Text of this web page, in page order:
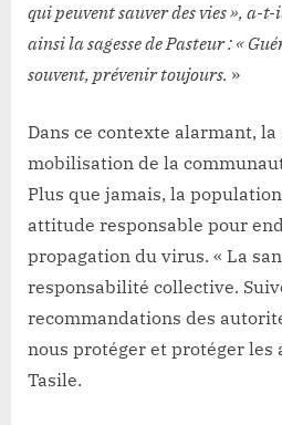
qui peuvent sauver des vies », a-
ainsi la sagesse de Pasteur : «
souvent, prévenir toujours. »
Dans ce contexte alarmant,
mobilisation de la
Plus que jamais, la
attitude responsable pour
propagation du virus. « La
responsabilité collective.
recommandations des
nous protéger et protéger les
Tasile.